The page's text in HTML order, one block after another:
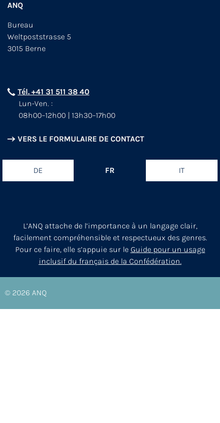
ANQ
Bureau
Weltpoststrasse 5
3015 Berne
Tél. +41 31 511 38 40
Lun-Ven. :
08h00–12h00 | 13h30–17h00
VERS LE FORMULAIRE DE CONTACT
DE FR IT
L’ANQ attache de l’importance à un langage clair,
facilement compréhensible et respectueux des genres.
Pour ce faire, elle s’appuie sur le Guide pour un usage
inclusif du français de la Confédération.
© 2026 ANQ